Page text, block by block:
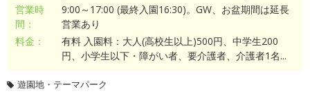
営業時
間：
9:00～17:00 (最終入園16:30)。GW、お盆期間は延長
営業あり
料金：
有料 入園料：大人(高校生以上)500円、中学生200
円、小学生以下・障がい者、要介護者、介護者1名...
遊園地・テーマパーク